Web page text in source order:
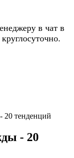
в чат в
20 тенденций
- 20